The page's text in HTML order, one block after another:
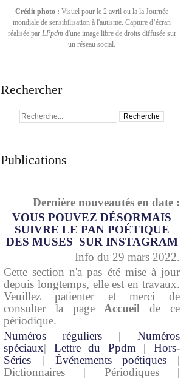
Crédit photo : Visuel pour le 2 avril ou la la Journée
mondiale de sensibilisation à l'autisme. Capture d’écran
réalisée par LPpdm d'une image libre de droits diffusée sur
un réseau social.
Rechercher
Publications
Dernière nouveautés en date :
VOUS POUVEZ DÉSORMAIS
SUIVRE LE PAN POÉTIQUE
DES MUSES SUR INSTAGRAM
Info du 29 mars 2022.
Cette section n'a pas été mise à jour
depuis longtemps, elle est en travaux.
Veuillez patienter et merci de
consulter la page Accueil de ce
périodique.
Numéros réguliers | Numéros
spéciaux| Lettre du Ppdm |Hors-
Séries | Événements poétiques |
Dictionnaires | Périodiques |